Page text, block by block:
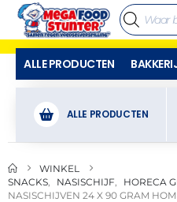
ALLE PRODUCTEN
ALLE PRODUCTEN
WINKEL
SNACKS
NASISCHIJF
HORECA
NASISCHIJVEN 24 X 90 GRAM